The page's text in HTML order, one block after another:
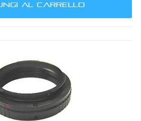
AL CARRELLO